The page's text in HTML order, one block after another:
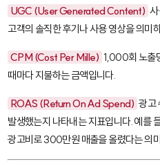
UGC (User Generated Content) 사
고객의 솔직한 후기나 사용 영상을 의미
CPM (Cost Per Mille) 1,000회 노출
때마다 지불하는 금액입니다.
ROAS (Return On Ad Spend) 광고
발생했는지 나타내는 지표입니다. 예
광고비로 300만원 매출을 올렸다는 의